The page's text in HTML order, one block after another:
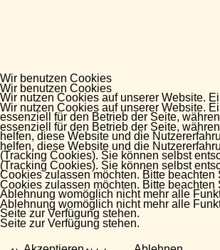
Wir benutzen Cookies
Wir nutzen Cookies auf unserer Website.
essenziell für den Betrieb der Seite,
helfen, diese Website und die
(Tracking Cookies). Sie können selbst
Cookies zulassen möchten. Bitte beachten
Ablehnung womöglich nicht mehr alle
Seite zur Verfügung stehen.
Wir benutzen Cookies
Wir nutzen Cookies auf unserer Website.
essenziell für den Betrieb der Seite,
helfen, diese Website und die
(Tracking Cookies). Sie können selbst
Cookies zulassen möchten. Bitte beachten
Ablehnung womöglich nicht mehr alle
Seite zur Verfügung stehen.